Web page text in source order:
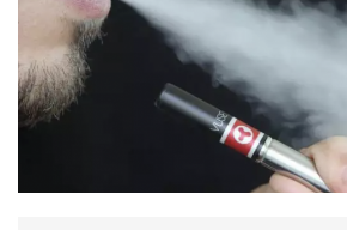
EXPOSICIÓN
ENTREVISTA